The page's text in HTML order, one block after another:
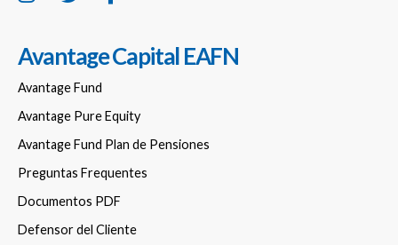
Avantage Capital EAFN
Avantage Fund
Avantage Pure Equity
Avantage Fund Plan de Pensiones
Preguntas Frequentes
Documentos PDF
Defensor del Cliente